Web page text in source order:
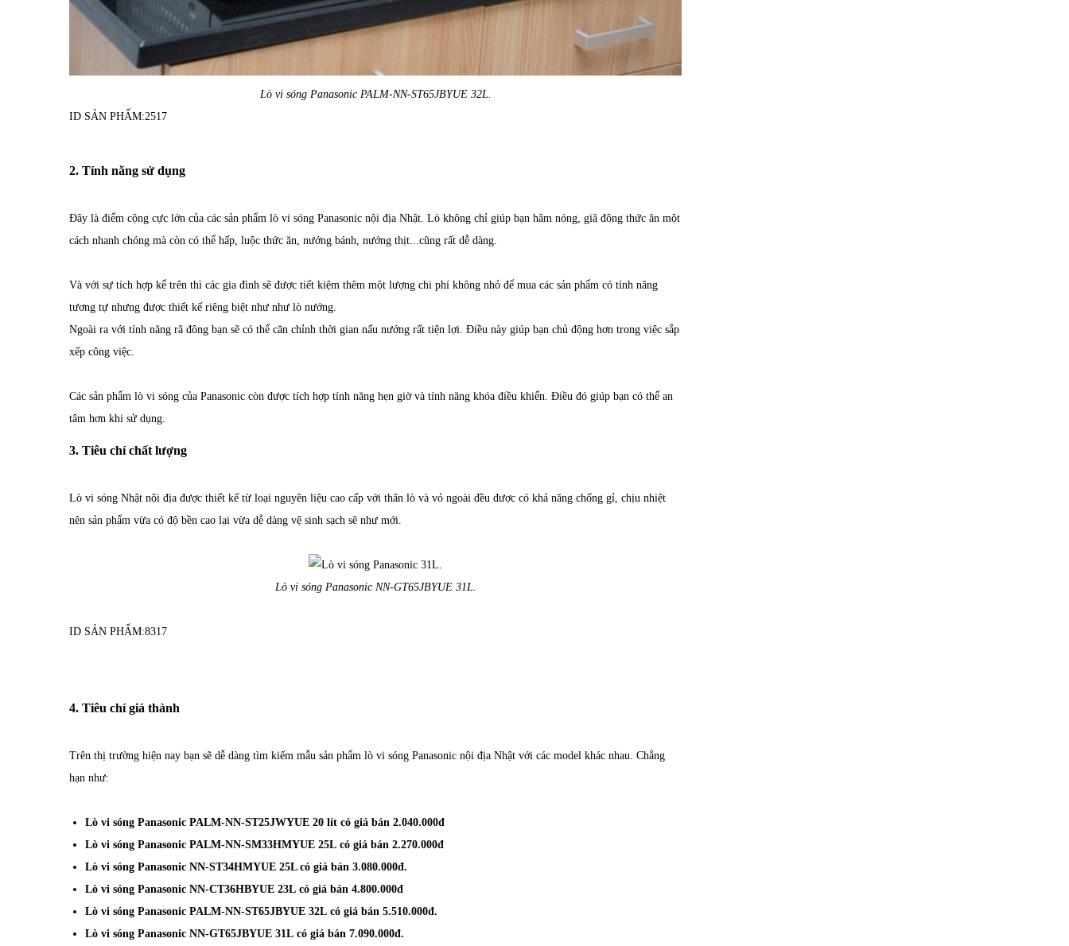
Lò vi sóng Panasonic PALM-NN-ST65JBYUE 32L.
ID SẢN PHẨM:2517
2. Tính năng sử dụng
Đây là điểm cộng cực lớn của các sản phẩm lò vi sóng Panasonic nội địa Nhật. Lò không chỉ giúp bạn hâm nóng, giã đông thức ăn một
cách nhanh chóng mà còn có thể hấp, luộc thức ăn, nướng bánh, nướng thịt...cũng rất dễ dàng.
Và với sự tích hợp kể trên thì các gia đình sẽ được tiết kiệm thêm một lượng chi phí không nhỏ để mua các sản phẩm có tính năng
tương tự nhưng được thiết kế riêng biệt như như lò nướng.
Ngoài ra với tính năng rã đông bạn sẽ có thể căn chỉnh thời gian nấu nướng rất tiện lợi. Điều này giúp bạn chủ động hơn trong việc sắp
xếp công việc.
Các sản phẩm lò vi sóng của Panasonic còn được tích hợp tính năng hẹn giờ và tính năng khóa điều khiển. Điều đó giúp bạn có thể an
tâm hơn khi sử dụng.
3. Tiêu chí chất lượng
Lò vi sóng Nhật nội địa được thiết kế từ loại nguyên liệu cao cấp với thân lò và vỏ ngoài đều được có khả năng chống gỉ, chịu nhiệt
nên sản phẩm vừa có độ bền cao lại vừa dễ dàng vệ sinh sạch sẽ như mới.
Lò vi sóng Panasonic NN-GT65JBYUE 31L.
ID SẢN PHẨM:8317
4. Tiêu chí giá thành
Trên thị trường hiện nay bạn sẽ dễ dàng tìm kiếm mẫu sản phẩm lò vi sóng Panasonic nội địa Nhật với các model khác nhau. Chẳng
hạn như:
Lò vi sóng Panasonic PALM-NN-ST25JWYUE 20 lít có giá bán 2.040.000đ
Lò vi sóng Panasonic PALM-NN-SM33HMYUE 25L có giá bán 2.270.000đ
Lò vi sóng Panasonic NN-ST34HMYUE 25L có giá bán 3.080.000đ.
Lò vi sóng Panasonic NN-CT36HBYUE 23L có giá bán 4.800.000đ
Lò vi sóng Panasonic PALM-NN-ST65JBYUE 32L có giá bán 5.510.000đ.
Lò vi sóng Panasonic NN-GT65JBYUE 31L có giá bán 7.090.000đ.